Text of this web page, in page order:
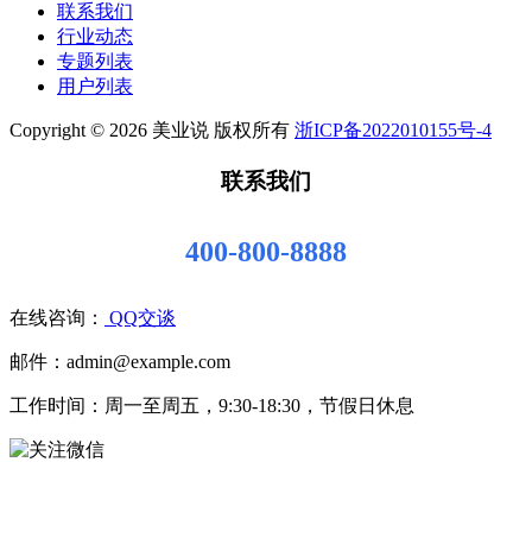
联系我们
行业动态
专题列表
用户列表
Copyright © 2026 美业说 版权所有 浙ICP备2022010155号-4
联系我们
400-800-8888
在线咨询： QQ交谈
邮件：admin@example.com
工作时间：周一至周五，9:30-18:30，节假日休息